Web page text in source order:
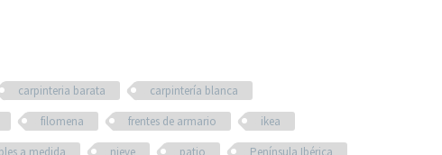
carpinteria barata
carpintería blanca
filomena frentes de armario
ikea
a medida nieve patio Península Ibérica